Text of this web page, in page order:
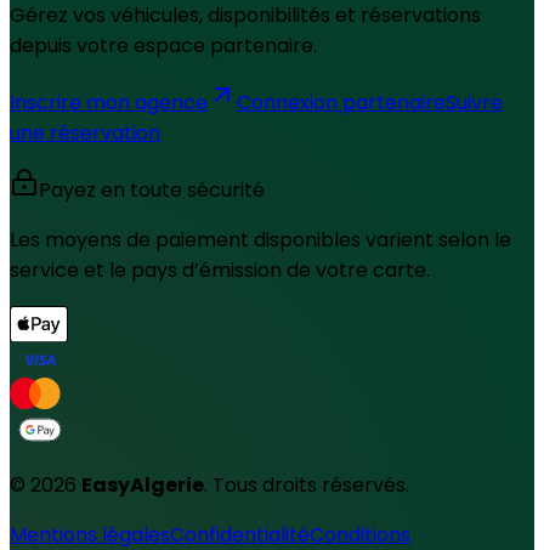
Gérez vos véhicules, disponibilités et réservations
depuis votre espace partenaire.
Inscrire mon agence Connexion partenaireSuivre
une réservation
Payez en toute sécurité
Les moyens de paiement disponibles varient selon le
service et le pays d’émission de votre carte.
© 2026 EasyAlgerie. Tous droits réservés.
Mentions légalesConfidentialitéConditions